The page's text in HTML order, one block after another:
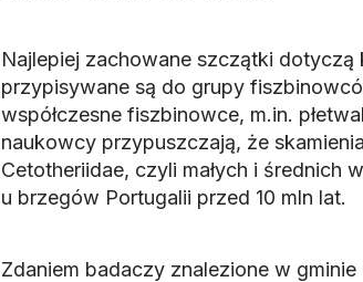
Najlepiej zachowane szczątki
przypisywane są do grupy
współczesne fiszbinowce, m.in.
naukowcy przypuszczają, że
Cetotheriidae, czyli małych i średnich
u brzegów Portugalii przed 10 mln lat.
Zdaniem badaczy znalezione w